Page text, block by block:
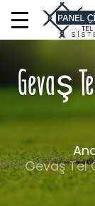
Gevaş
Gevaş Tel